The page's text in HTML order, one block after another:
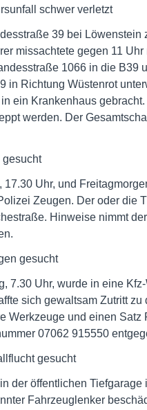
schwer verletzt
39 bei Löwenstein
missachtete gegen 11
1066 in die B39
in Richtung Wüstenrot
ein Krankenhaus
werden. Der
gesucht
Uhr, und
Zeugen. Der oder die
Hinweise nimmt
gesucht
7.30 Uhr, wurde in eine
sich gewaltsam Zutritt
Werkzeuge und einen
07062 915550
gesucht
der öffentlichen
Fahrzeuglenker